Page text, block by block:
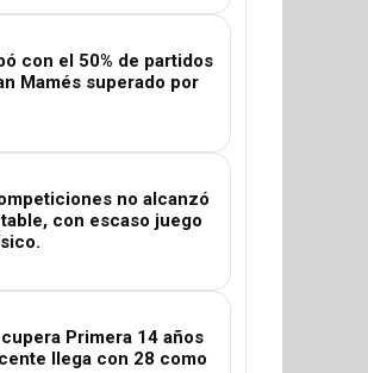
con el 50% de partidos
Mamés superado por
no alcanzó
con escaso juego
Primera 14 años
llega con 28 como